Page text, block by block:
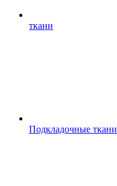
ткани
Подкладочные ткани